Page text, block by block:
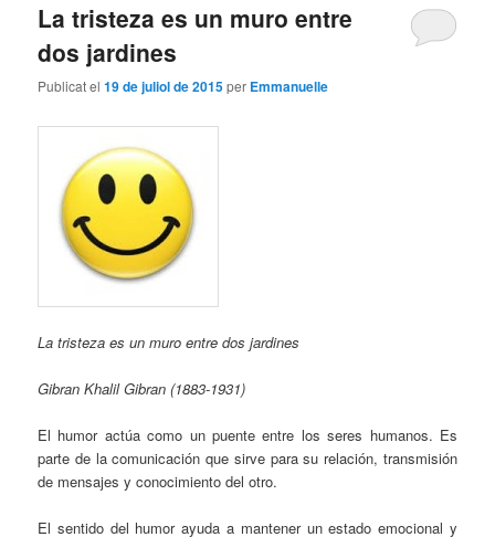
La tristeza es un muro entre
dos jardines
Publicat el19 de juliol de 2015per Emmanuelle
La tristeza es un muro entre dos jardines
Gibran Khalil Gibran (1883-1931)
El humor actúa como un puente entre los seres humanos. Es
parte de la comunicación que sirve para su relación, transmisión
de mensajes y conocimiento del otro.
El sentido del humor ayuda a mantener un estado emocional y